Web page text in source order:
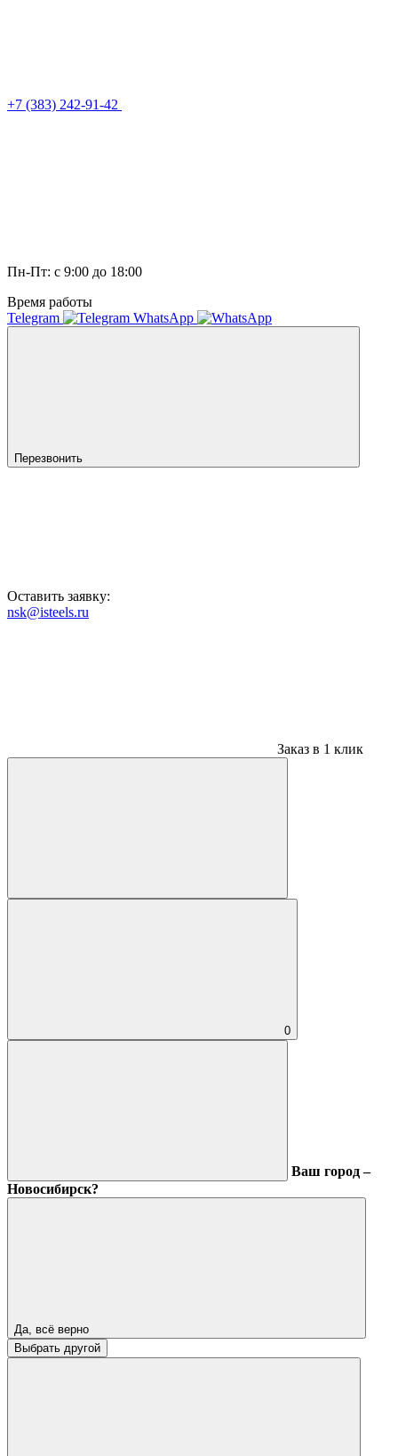
+7 (383) 242-91-42
Пн-Пт: с 9:00 до 18:00
Время работы
Telegram
WhatsApp
Перезвонить
Оставить заявку:
nsk@isteels.ru
Заказ в 1 клик
0
Ваш город –
Новосибирск?
Да, всё верно
Выбрать другой